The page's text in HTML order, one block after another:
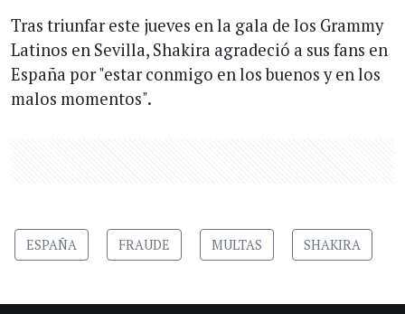
Tras triunfar este jueves en la gala de los Grammy
Latinos en Sevilla, Shakira agradeció a sus fans en
España por "estar conmigo en los buenos y en los
malos momentos".
ESPAÑA FRAUDE MULTAS SHAKIRA